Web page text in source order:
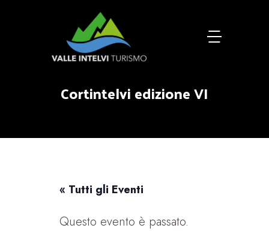
Cortintelvi edizione VI
« Tutti gli Eventi
Questo evento è passato.